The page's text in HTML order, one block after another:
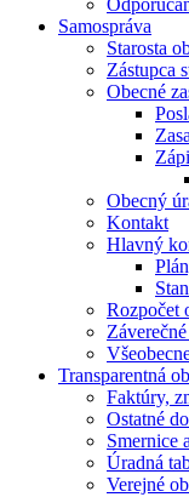
Samospráva
Starosta
Zástupca
Obecné
Obecný
Kontakt
Hlavný
Rozpočet
Transparentná
Faktúry,
Ostatné
Smernice
Úradná
Verejné